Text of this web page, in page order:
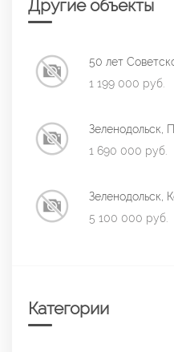
Другие объекты
50 лет
1 199 000 руб.
Зеленодольск,
1 690 000 руб.
Зеленодольск,
5 100 000 руб.
Категории